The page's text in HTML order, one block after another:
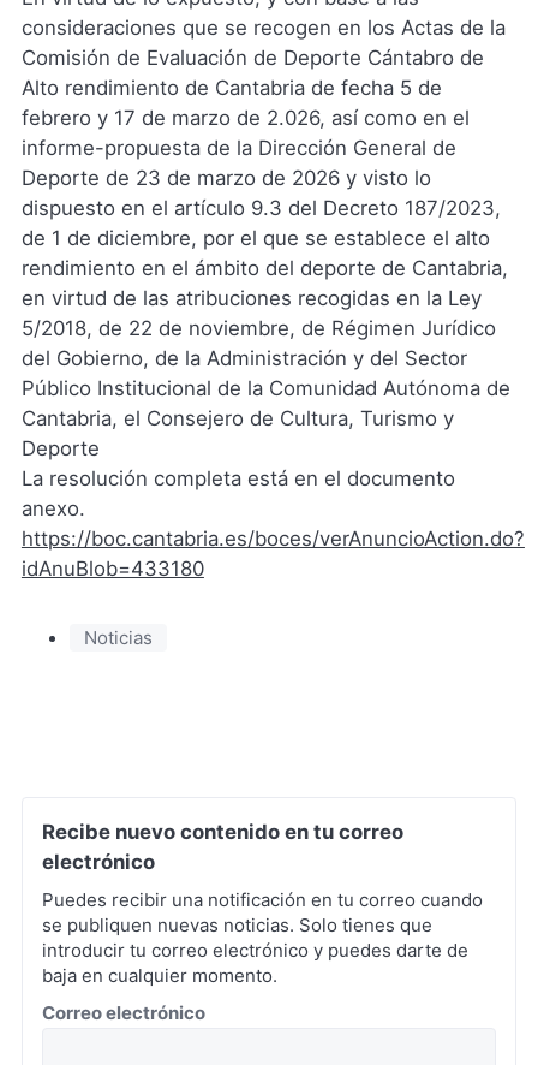
consideraciones que se recogen en los Actas de la
Comisión de Evaluación de Deporte Cántabro de
Alto rendimiento de Cantabria de fecha 5 de
febrero y 17 de marzo de 2.026, así como en el
informe-propuesta de la Dirección General de
Deporte de 23 de marzo de 2026 y visto lo
dispuesto en el artículo 9.3 del Decreto 187/2023,
de 1 de diciembre, por el que se establece el alto
rendimiento en el ámbito del deporte de Cantabria,
en virtud de las atribuciones recogidas en la Ley
5/2018, de 22 de noviembre, de Régimen Jurídico
del Gobierno, de la Administración y del Sector
Público Institucional de la Comunidad Autónoma de
Cantabria, el Consejero de Cultura, Turismo y
Deporte
La resolución completa está en el documento
anexo.
https://boc.cantabria.es/boces/verAnuncioAction.do?
idAnuBlob=433180
Noticias
Recibe nuevo contenido en tu correo
electrónico
Puedes recibir una notificación en tu correo cuando
se publiquen nuevas noticias. Solo tienes que
introducir tu correo electrónico y puedes darte de
baja en cualquier momento.
Correo electrónico*